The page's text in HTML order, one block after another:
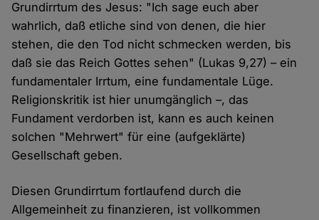
Grundirrtum des Jesus: "Ich sage euch aber
wahrlich, daß etliche sind von denen, die hier
stehen, die den Tod nicht schmecken werden, bis
daß sie das Reich Gottes sehen" (Lukas 9,27) – ein
fundamentaler Irrtum, eine fundamentale Lüge.
Religionskritik ist hier unumgänglich –, das
Fundament verdorben ist, kann es auch keinen
solchen "Mehrwert" für eine (aufgeklärte)
Gesellschaft geben.
Diesen Grundirrtum fortlaufend durch die
Allgemeinheit zu finanzieren, ist vollkommen